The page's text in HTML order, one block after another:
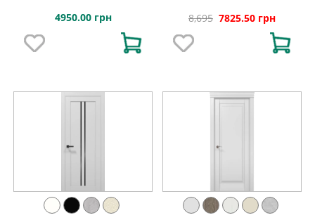
4950.00 грн 8,695 7825.50 грн